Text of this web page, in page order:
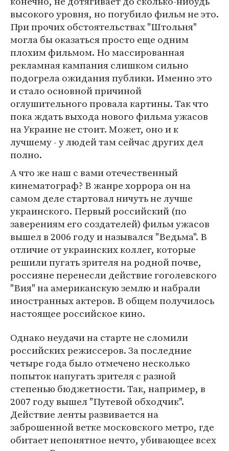
высокого уровня, но погубило фильм не это.
При прочих обстоятельствах "Штольня"
могла бы оказаться просто еще одним
плохим фильмом. Но массированная
рекламная кампания слишком сильно
подогрела ожидания публики. Именно это
и стало основной причиной
оглушительного провала картины. Так что
пока ждать выхода нового фильма ужасов
на Украине не стоит. Может, оно и к
лучшему - у людей там сейчас других дел
полно.
А что же наш с вами отечественный
кинематограф? В жанре хоррора он на
самом деле стартовал ничуть не лучше
украинского. Первый российский (по
заверениям его создателей) фильм ужасов
вышел в 2006 году и назывался "Ведьма". В
отличие от украинских коллег, которые
решили пугать зрителя на родной почве,
россияне перенесли действие гоголевского
"Вия" на американскую землю и набрали
иностранных актеров. В общем получилось
настоящее российское кино.
Однако неудачи на старте не сломили
российских режиссеров. За последние
четыре года было отмечено несколько
попыток напугать зрителя с разной
степенью бюджетности. Так, например, в
2007 году вышел "Путевой обходчик".
Действие ленты развивается на
заброшенной ветке московского метро, где
обитает непонятное нечто, убивающее всех